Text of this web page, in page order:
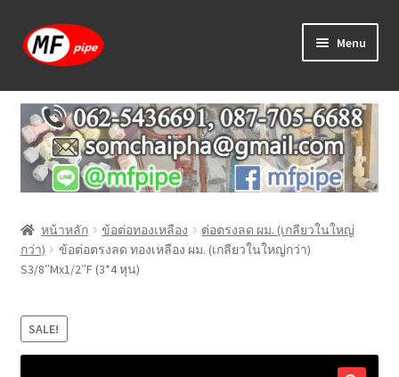
Skip
to
Skip
to
Menu
หน้าแรก
ร้านค้า
วิธีการเดินท่อ PAP
บทความ
วิธีการสั่งซื้อ
แจ้งชำระเงิน
หน้าหลัก ข้อต่อทองเหลือง
ต่อตรงลด ผม. (เกลียวในใหญ่
กว่า)
ข้อต่อตรงลด ทองเหลือง ผม. (เกลียวในใหญ่กว่า)
S3/8″Mx1/2″F (3*4 หุน)
SALE!